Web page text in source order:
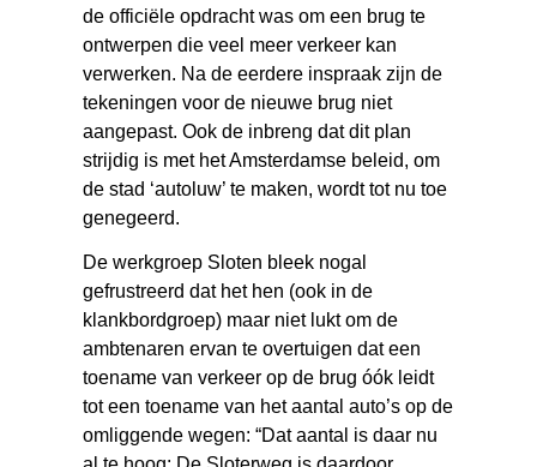
de officiële opdracht was om een brug te
ontwerpen die veel meer verkeer kan
verwerken. Na de eerdere inspraak zijn de
tekeningen voor de nieuwe brug niet
aangepast. Ook de inbreng dat dit plan
strijdig is met het Amsterdamse beleid, om
de stad ‘autoluw’ te maken, wordt tot nu toe
genegeerd.
De werkgroep Sloten bleek nogal
gefrustreerd dat het hen (ook in de
klankbordgroep) maar niet lukt om de
ambtenaren ervan te overtuigen dat een
toename van verkeer op de brug óók leidt
tot een toename van het aantal auto’s op de
omliggende wegen: “Dat aantal is daar nu